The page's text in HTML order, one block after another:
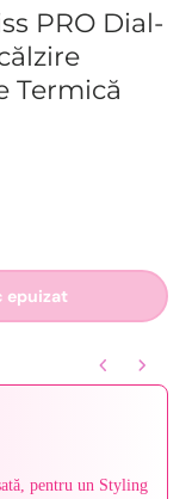
PRO Dial-
Termică
epuizat
through product
pentru un Styling